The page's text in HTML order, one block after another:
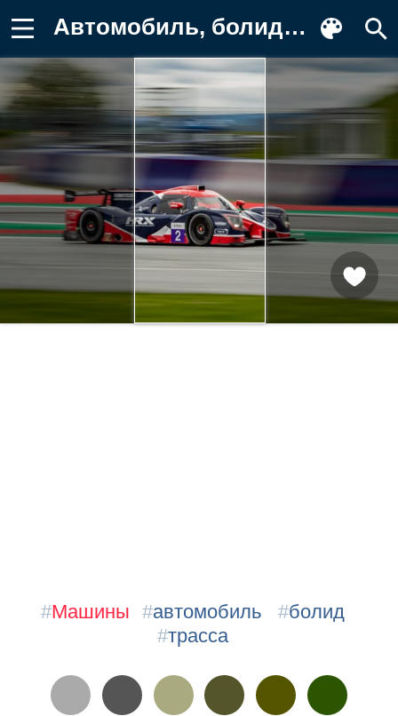
Автомобиль, болид, трасса Фотография
#Машины #автомобиль #болид
#трасса